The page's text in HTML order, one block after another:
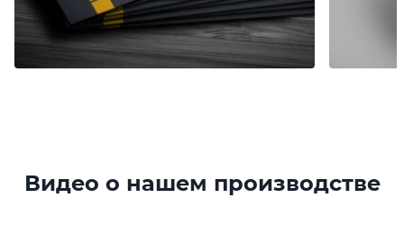
Видео о нашем производстве